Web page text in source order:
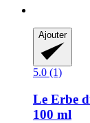
Ajouter
5.0 (1)
Le Erbe
100 ml